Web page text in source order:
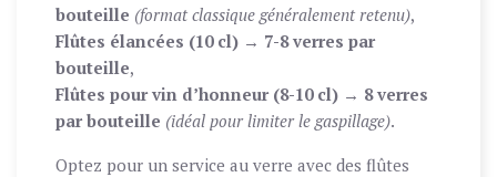
bouteille (format classique généralement retenu),
Flûtes élancées (10 cl) → 7-8 verres par
bouteille,
Flûtes pour vin d’honneur (8-10 cl) → 8 verres
par bouteille (idéal pour limiter le gaspillage).
Optez pour un service au verre avec des flûtes